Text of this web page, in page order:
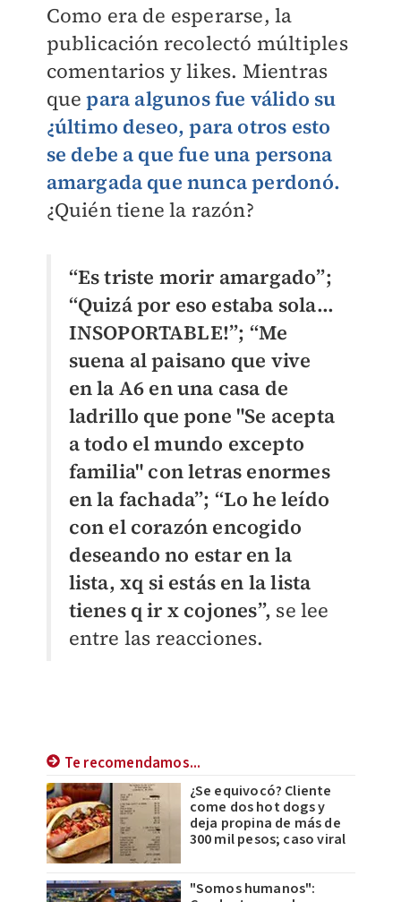
Como era de esperarse, la
publicación recolectó múltiples
comentarios y likes. Mientras
quepara algunos fue válido su
¿último deseo, para otros esto
se debe a que fue una persona
amargada que nunca perdonó.
¿Quién tiene la razón?
“Es triste morir amargado”;
“Quizá por eso estaba sola...
INSOPORTABLE!”; “Me
suena al paisano que vive
en la A6 en una casa de
ladrillo que pone "Se acepta
a todo el mundo excepto
familia" con letras enormes
en la fachada”; “Lo he leído
con el corazón encogido
deseando no estar en la
lista, xq si estás en la lista
tienes q ir x cojones”, se lee
entre las reacciones.
Te recomendamos...
¿Se equivocó? Cliente
come dos hot dogs y
deja propina de más de
300 mil pesos; caso viral
"Somos humanos":